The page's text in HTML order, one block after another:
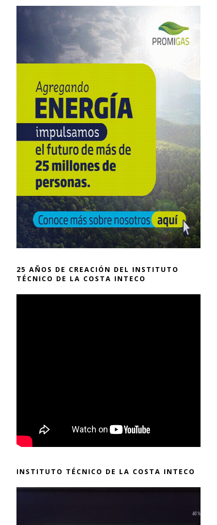
25 AÑOS DE CREACIÓN DEL INSTITUTO
TÉCNICO DE LA COSTA INTECO
INSTITUTO TÉCNICO DE LA COSTA INTECO